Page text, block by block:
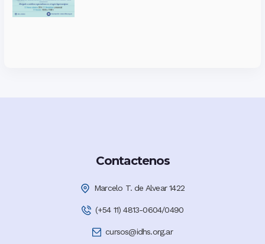
Contactenos
Marcelo T. de Alvear 1422
(+54 11) 4813-0604/0490
cursos@idhs.org.ar